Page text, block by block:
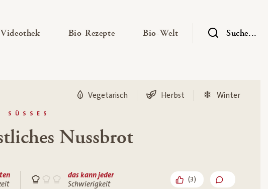
Videothek— Untermenü ausklappen
Bio-Rezepte— Untermenü ausklappen
Bio-Welt — UntermenüSuche...
SÜSSES
Vegetarisch Herbst Winter
Nussbrot
das kann jeder
Schwierigkeit
(3)